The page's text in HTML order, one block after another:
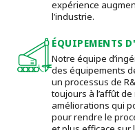
expérience
l’industrie.
ÉQUIPEMENTS
Notre équipe
des équipements
un processus de
toujours à l’affût
améliorations qui
pour rendre le